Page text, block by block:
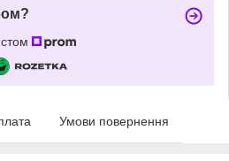
Умови повернення